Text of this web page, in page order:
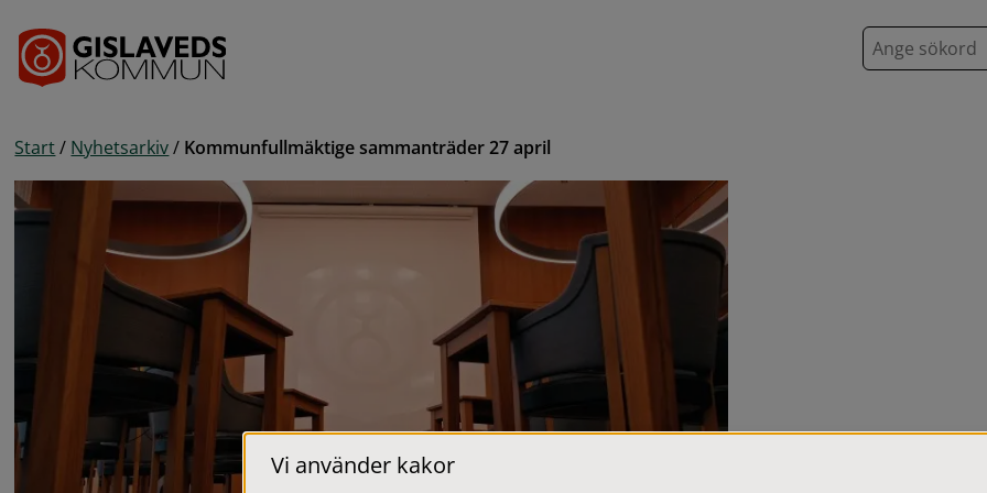
S
ö
Start / Nyhetsarkiv / Kommunfullmäktige sammanträder 27 april
Vi använder kakor